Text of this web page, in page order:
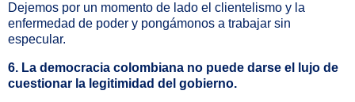
Dejemos por un momento de lado el clientelismo y la
enfermedad de poder y pongámonos a trabajar sin
especular.
6. La democracia colombiana no puede darse el lujo de
cuestionar la legitimidad del gobierno.